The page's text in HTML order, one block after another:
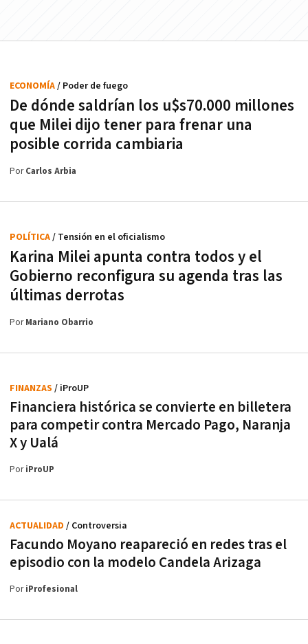
De dónde saldrían los u$s70.000 millones
que Milei dijo tener para frenar una
posible corrida cambiaria
ECONOMÍA/ Poder de fuego
PorCarlos Arbia
Karina Milei apunta contra todos y el
Gobierno reconfigura su agenda tras las
últimas derrotas
POLÍTICA/ Tensión en el oficialismo
PorMariano Obarrio
Financiera histórica se convierte en billetera
para competir contra Mercado Pago, Naranja
X y Ualá
FINANZAS / iProUP
PoriProUP
Facundo Moyano reapareció en redes tras el
episodio con la modelo Candela Arizaga
ACTUALIDAD / Controversia
PoriProfesional